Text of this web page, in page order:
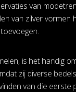
van
van zilver
is het handig
zij diverse
van die